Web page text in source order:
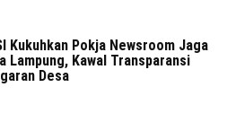
Kukuhkan Pokja Newsroom Jaga
Lampung, Kawal Transparansi
Desa